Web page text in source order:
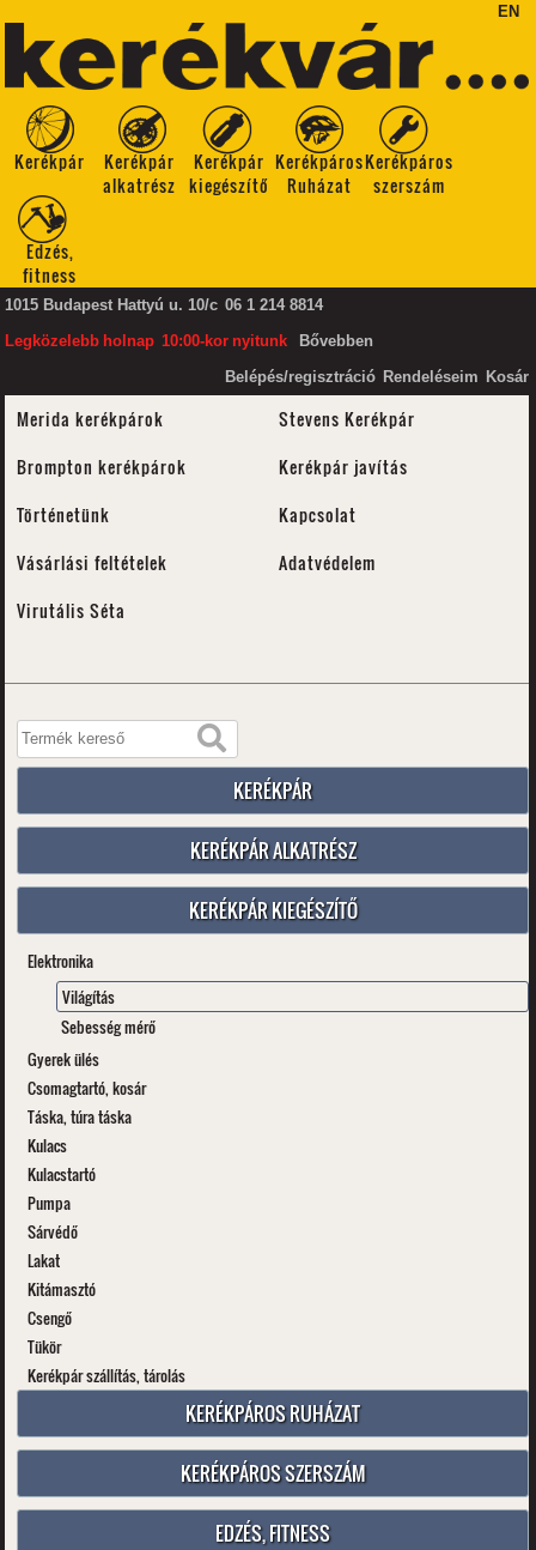
EN
Kerékpár
Kerékpár
alkatrész
Kerékpár
kiegészítő
Kerékpáros
Ruházat
Kerékpáros
szerszám
Edzés,
fitness
1015 Budapest Hattyú u. 10/c 06 1 214 8814
Legközelebb holnap 10:00-kor nyitunk
Bővebben
Belépés/regisztráció Rendeléseim Kosár
Merida kerékpárok
Stevens Kerékpár
Brompton kerékpárok
Kerékpár javítás
Történetünk
Kapcsolat
Vásárlási feltételek
Adatvédelem
Virutális Séta
KERÉKPÁR
KERÉKPÁR ALKATRÉSZ
KERÉKPÁR KIEGÉSZÍTŐ
Elektronika
Világítás
Sebesség mérő
Gyerek ülés
Csomagtartó, kosár
Táska, túra táska
Kulacs
Kulacstartó
Pumpa
Sárvédő
Lakat
Kitámasztó
Csengő
Tükör
Kerékpár szállítás, tárolás
KERÉKPÁROS RUHÁZAT
KERÉKPÁROS SZERSZÁM
EDZÉS, FITNESS